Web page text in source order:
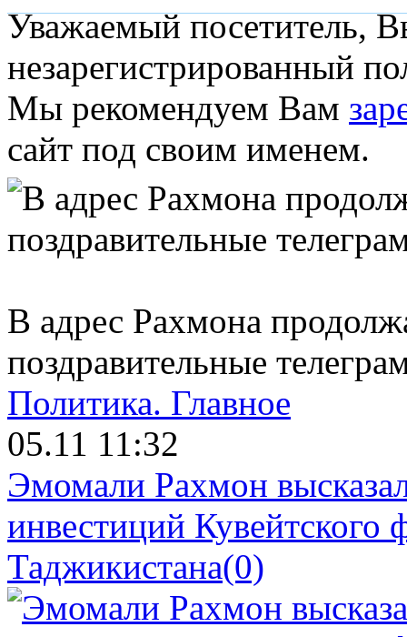
Уважаемый посетитель,
незарегистрированный
Мы рекомендуем Вам
сайт под своим именем.
В адрес Рахмона
поздравительные
Политика. Главное
05.11 11:32
Эмомали Рахмон
инвестиций Кувейтского
Таджикистана(0)